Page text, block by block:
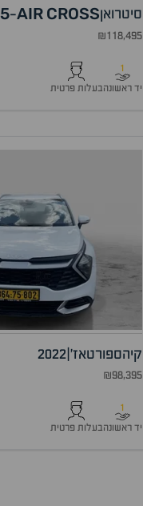
סיטרואן 5-AIR CROSS
₪118,495
1
יד ראשונהבעלות פרטית
קיהספורטאז' |
2022
₪98,395
1
יד ראשונהבעלות פרטית